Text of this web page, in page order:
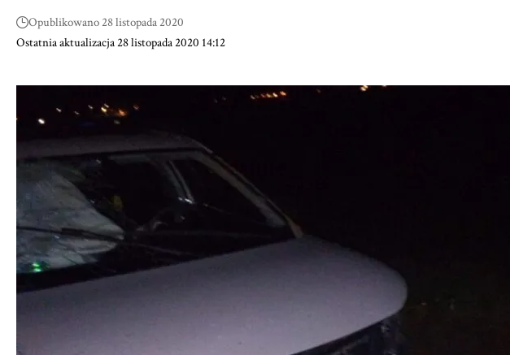
Ostatnia aktualizacja 28 listopada 2020 14:12
Opublikowano 28 listopada 2020